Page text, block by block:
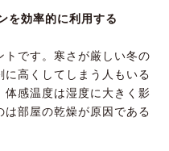
を効率的に利用する
トです。寒さが厳しい冬の
高くしてしまう人もいる
感温度は湿度に大きく影
部屋の乾燥が原因である